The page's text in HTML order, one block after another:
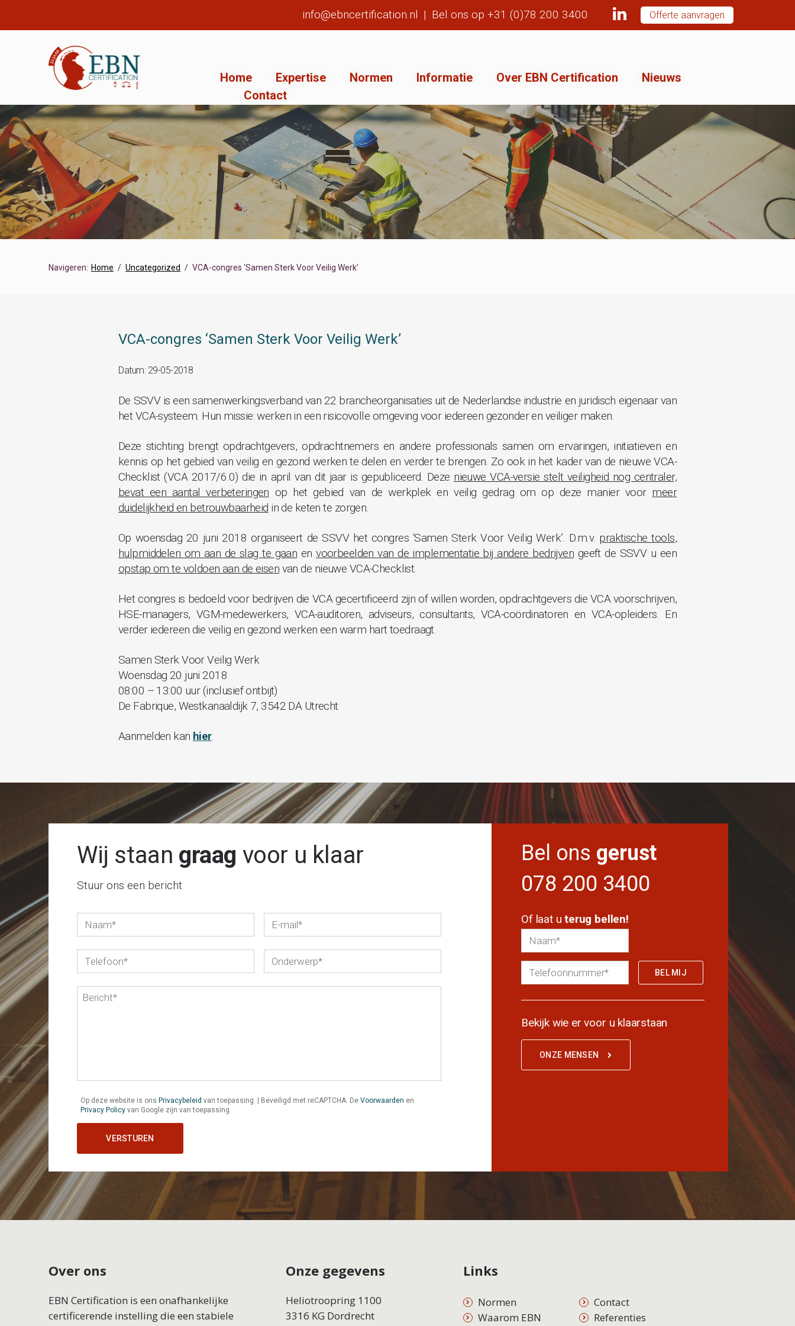
Offerte aanvragen
info@ebncertification.nl | Bel ons op +31 (0)78 200 3400
Home Expertise Normen Informatie Over EBN Certification
Nieuws
Contact
Navigeren: Home Uncategorized VCA-congres ‘Samen Sterk Voor Veilig Werk’
VCA-congres ‘Samen Sterk Voor Veilig Werk’
Datum: 29-05-2018
De SSVV is een samenwerkingsverband van 22 brancheorganisaties uit de Nederlandse industrie en juridisch eigenaar van
het VCA-systeem. Hun missie: werken in een risicovolle omgeving voor iedereen gezonder en veiliger maken.
Deze stichting brengt opdrachtgevers, opdrachtnemers en andere professionals samen om ervaringen, initiatieven en
kennis op het gebied van veilig en gezond werken te delen en verder te brengen. Zo ook in het kader van de nieuwe VCA-
Checklist (VCA 2017/6.0) die in april van dit jaar is gepubliceerd. Deze nieuwe VCA-versie stelt veiligheid nog centraler,
bevat een aantal verbeteringen op het gebied van de werkplek en veilig gedrag om op deze manier voor meer
duidelijkheid en betrouwbaarheid in de keten te zorgen.
Op woensdag 20 juni 2018 organiseert de SSVV het congres ‘Samen Sterk Voor Veilig Werk’. D.m.v. praktische tools,
hulpmiddelen om aan de slag te gaan envoorbeelden van de implementatie bij andere bedrijven geeft de SSVV u een
opstap om te voldoen aan de eisen van de nieuwe VCA-Checklist.
Het congres is bedoeld voor bedrijven die VCA gecertificeerd zijn of willen worden, opdrachtgevers die VCA voorschrijven,
HSE-managers, VGM-medewerkers, VCA-auditoren, adviseurs, consultants, VCA-coördinatoren en VCA-opleiders. En
verder iedereen die veilig en gezond werken een warm hart toedraagt.
Samen Sterk Voor Veilig Werk
Woensdag 20 juni 2018
08:00 – 13:00 uur (inclusief ontbijt)
De Fabrique, Westkanaaldijk 7, 3542 DA Utrecht
Aanmelden kan hier.
Wij staan graag voor u klaar
Stuur ons een bericht
Op deze website is ons Privacybeleid van toepassing. | Beveiligd met reCAPTCHA. De Voorwaarden en
Privacy Policy van Google zijn van toepassing.
Bel ons gerust
078 200 3400
Of laat uterug bellen!
Bekijk wie er voor u klaarstaan
ONZE MENSEN
Over ons
EBN Certification is een onafhankelijke
certificerende instelling die een stabiele
Onze gegevens
Heliotroopring 1100
3316 KG Dordrecht
Links
Normen
Waarom EBN
Contact
Referenties